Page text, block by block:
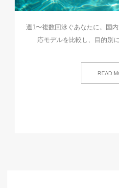
週1〜複数回泳ぐあなたに。国
応モデルを比較し、目的別
READ